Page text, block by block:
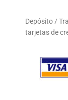
Depósito /
tarjetas de